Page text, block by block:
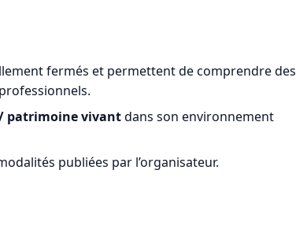
fermés et permettent de comprendre des
patrimoine vivantdans son environnement
publiées par l’organisateur.